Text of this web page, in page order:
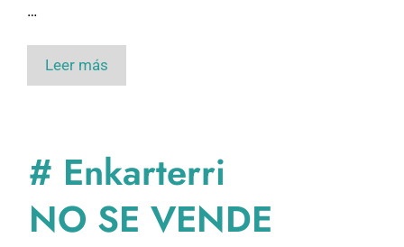
…
Leer más
# Enkarterri
NO SE VENDE